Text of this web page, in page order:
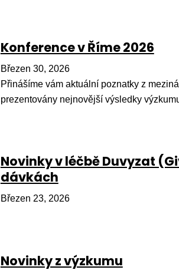
Konference v Říme 2026
Březen 30, 2026
Přinášíme vám aktuální poznatky z
prezentovány nejnovější výsledky
Novinky v léčbě Duvyzat
dávkách
Březen 23, 2026
Novinky z výzkumu